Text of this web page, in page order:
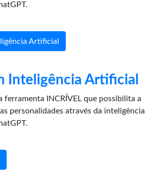
Inteligência Artificial
ferramenta INCRÍVEL que possibilita a
personalidades através da inteligência